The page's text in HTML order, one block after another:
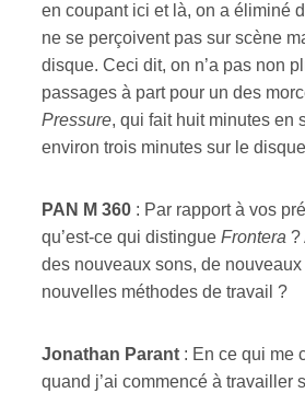
en coupant ici et là, on a éliminé
ne se perçoivent pas sur scène
disque. Ceci dit, on n’a pas non
passages à part pour un des
Pressure, qui fait huit minutes en
environ trois minutes sur le
PAN M 360 : Par rapport à vos
qu’est-ce qui distingue Frontera ?
des nouveaux sons, de
nouvelles méthodes de travail ?
Jonathan Parant : En ce qui me
quand j’ai commencé à travailler